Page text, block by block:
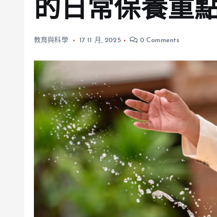
的日常保養重
教育與科學 17 11 月, 2025 0 Comments